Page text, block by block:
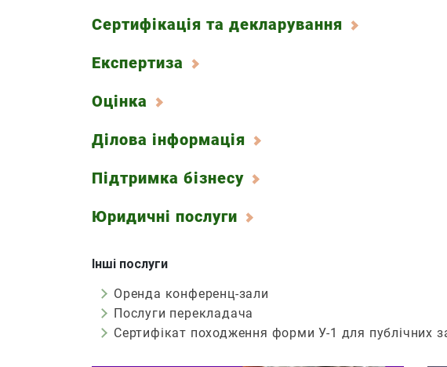
Сертифікація та декларування
Експертиза
Оцінка
Ділова інформація
Підтримка бізнесу
Юридичні послуги
Інші послуги
Оренда конференц-зали
Послуги перекладача
Сертифікат походження форми У-1 для публічних